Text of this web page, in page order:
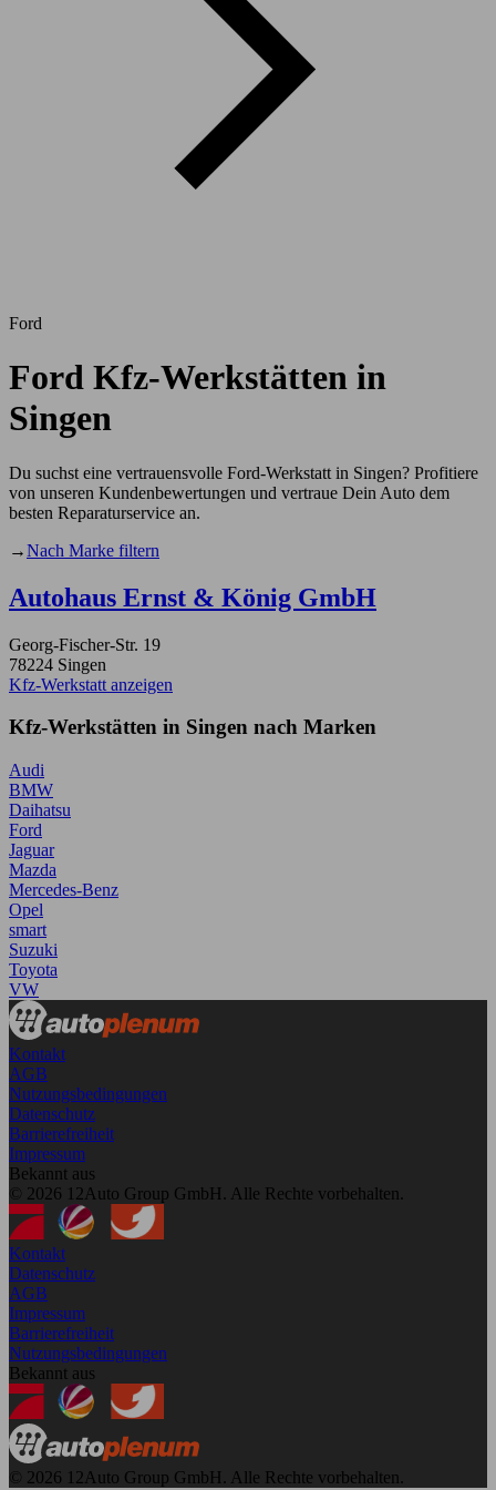
Ford
Ford Kfz-Werkstätten in
Singen
Du suchst eine vertrauensvolle Ford-Werkstatt in Singen? Profitiere
von unseren Kundenbewertungen und vertraue Dein Auto dem
besten Reparaturservice an.
→Nach Marke filtern
Autohaus Ernst & König GmbH
Georg-Fischer-Str. 19
78224 Singen
Kfz-Werkstatt anzeigen
Kfz-Werkstätten in Singen nach Marken
Audi
BMW
Daihatsu
Ford
Jaguar
Mazda
Mercedes-Benz
Opel
smart
Suzuki
Toyota
VW
Kontakt
AGB
Nutzungsbedingungen
Datenschutz
Barrierefreiheit
Impressum
Bekannt aus
© 2026 12Auto Group GmbH. Alle Rechte vorbehalten.
Kontakt
Datenschutz
AGB
Impressum
Barrierefreiheit
Nutzungsbedingungen
Bekannt aus
© 2026 12Auto Group GmbH. Alle Rechte vorbehalten.